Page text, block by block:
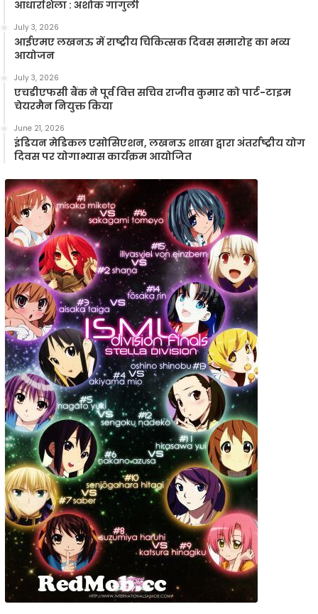
आधारशिला : अशोक गांगुली
July 3, 2026
आईएमए लखनऊ में राष्ट्रीय चिकित्सक दिवस समारोह का भव्य
आयोजन
July 3, 2026
एचडीएफसी बैंक ने पूर्व वित्त सचिव राजीव कुमार को पार्ट-टाइम
चेयरमैन नियुक्त किया
June 21, 2026
इंडियन मेडिकल एसोसिएशन, लखनऊ शाखा द्वारा अंतर्राष्ट्रीय योग
दिवस पर योगाभ्यास कार्यक्रम आयोजित